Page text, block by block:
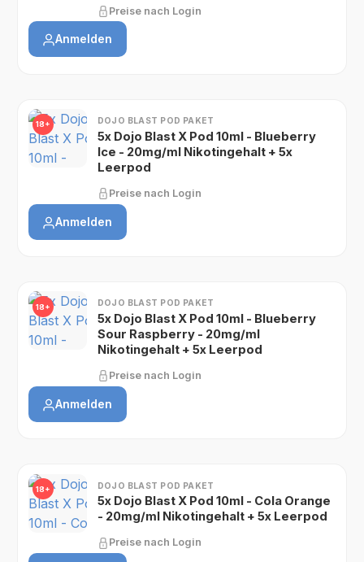
Preise nach Login
Anmelden
18+ DOJO BLAST POD PAKET
5x Dojo Blast X Pod 10ml - Blueberry
Ice - 20mg/ml Nikotingehalt + 5x
Leerpod
Preise nach Login
Anmelden
18+ DOJO BLAST POD PAKET
5x Dojo Blast X Pod 10ml - Blueberry
Sour Raspberry - 20mg/ml
Nikotingehalt + 5x Leerpod
Preise nach Login
Anmelden
18+ DOJO BLAST POD PAKET
5x Dojo Blast X Pod 10ml - Cola Orange
- 20mg/ml Nikotingehalt + 5x Leerpod
Preise nach Login